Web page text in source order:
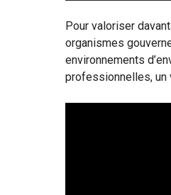
Pour valoriser
organismes
environnements
professionnelles, un